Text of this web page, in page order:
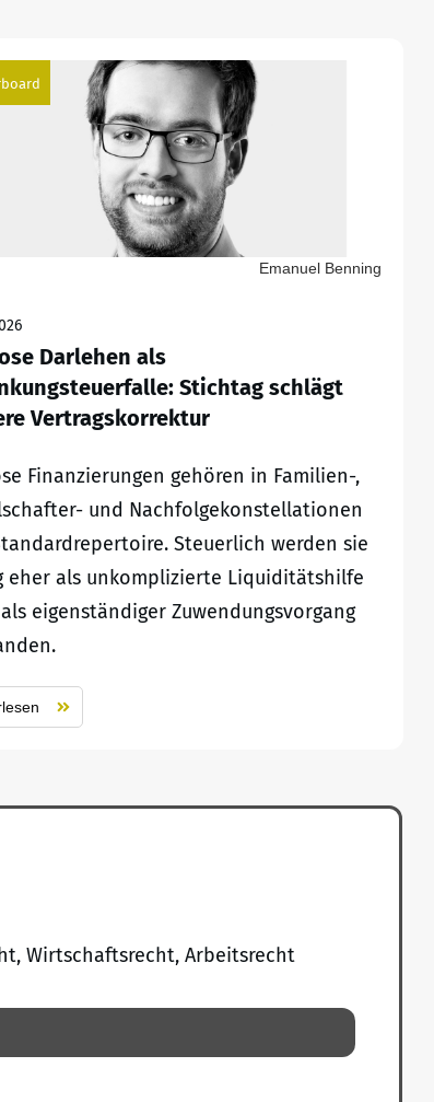
Emanuel Benning
Darlehen als
Stichtag schlägt
Vertragskorrektur
Finanzierungen gehören in Familien-,
und Nachfolgekonstellationen
Steuerlich werden sie
eher als unkomplizierte Liquiditätshilfe
eigenständiger Zuwendungsvorgang
Wirtschaftsrecht, Arbeitsrecht